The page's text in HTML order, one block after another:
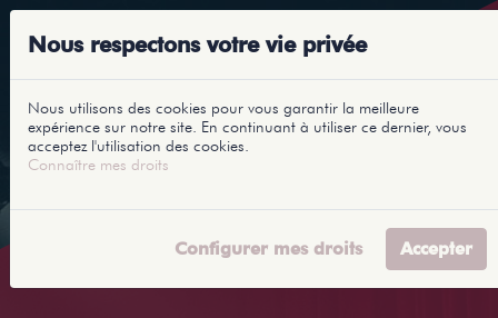
Nous respectons votre vie privée
Nous utilisons des cookies pour vous garantir la meilleure
expérience sur notre site. En continuant à utiliser ce dernier, vous
acceptez l'utilisation des cookies.
Connaître mes droits
Configurer mes droits Accepter